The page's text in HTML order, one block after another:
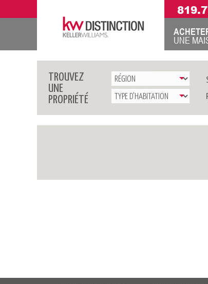
UNE
TROUVEZ
UNE
PROPRIÉTÉ